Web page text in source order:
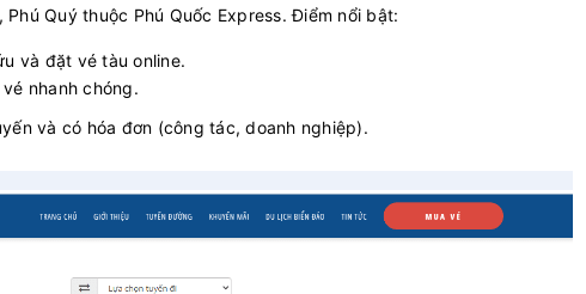
Quý thuộc Phú Quốc Express. Điểm nổi bật:
và đặt vé tàu online.
nhanh chóng.
và có hóa đơn (công tác, doanh nghiệp).